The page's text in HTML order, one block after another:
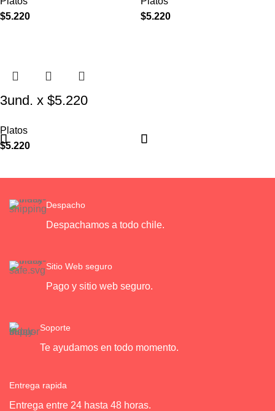
Elevado Decorativo
$5.220
Elevado
$5.220
3und. x $5.220
Comida Lenta
Platos
$5.220
Despacho
Despachamos a todo chile.
Sitio Web seguro
Pago y sitio web seguro.
Soporte
Te ayudamos en todo momento.
Entrega rapida
Entrega entre 24 hasta 48 horas.